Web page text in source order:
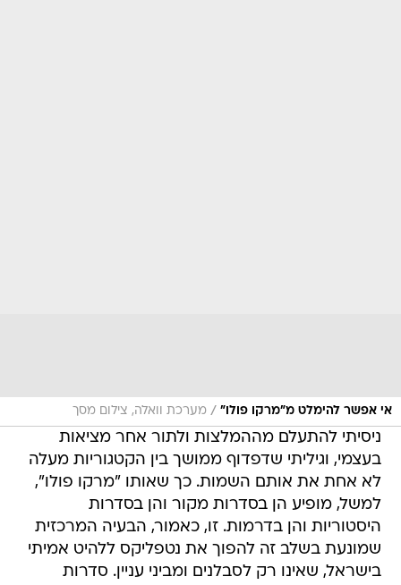
אי אפשר להימלט מ"מרקו פולו" / מערכת וואלה, צילום מסך
ניסיתי להתעלם מההמלצות ולתור אחר מציאות
בעצמי, וגיליתי שדפדוף ממושך בין הקטגוריות מעלה
לא אחת את אותם השמות. כך שאותו "מרקו פולו",
למשל, מופיע הן בסדרות מקור והן בסדרות
היסטוריות והן בדרמות. זו, כאמור, הבעיה המרכזית
שמונעת בשלב זה להפוך את נטפליקס ללהיט אמיתי
בישראל, שאינו רק לסבלנים ומביני עניין. סדרות